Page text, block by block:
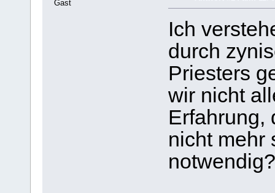
Gast
Ich
durch
Priesters
wir nicht
Erfahrung,
nicht mehr
notwendig?